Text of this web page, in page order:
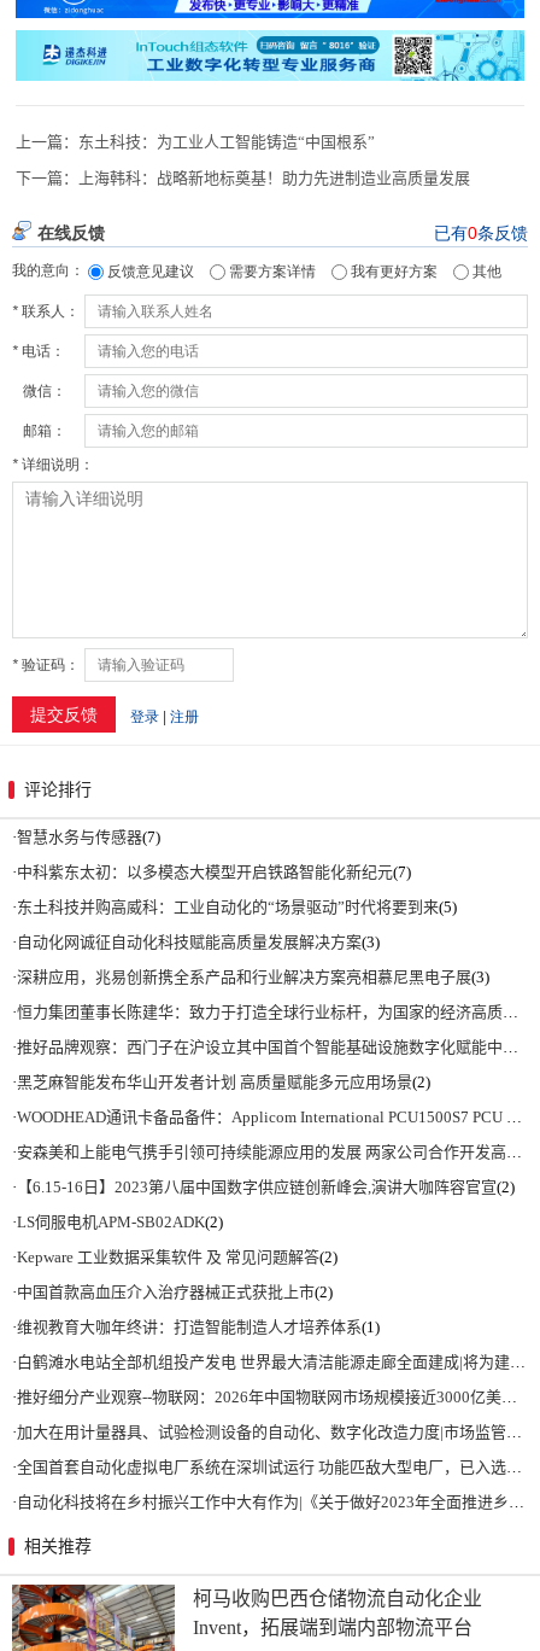
上一篇： 东土科技：为工业人工智能铸造“中国根系”
下一篇：
上海韩科：战略新地标奠基！助力先进制造业高质量发展
评论排行
·智慧水务与传感器(7)
·中科紫东太初：以多模态大模型开启铁路智能化新纪元(7)
·东土科技并购高威科：工业自动化的“场景驱动”时代将要到来(5)
· 自动化网诚征自动化科技赋能高质量发展解决方案(3)
·深耕应用，兆易创新携全系产品和行业解决方案亮相慕尼黑电子展(3)
·恒力集团董事长陈建华：致力于打造全球行业标杆，为国家的经济高质量发展贡献更大力量|上海电气集团党委书记、董事长吴磊来访
·推好品牌观察：西门子在沪设立其中国首个智能基础设施数字化赋能中心
·黑芝麻智能发布华山开发者计划 高质量赋能多元应用场景(2)
·WOODHEAD通讯卡备品备件：Applicom International PCU1500S7 PCU 1500 S7 V4.5.0
·安森美和上能电气携手引领可持续能源应用的发展 两家公司合作开发高性能储能和太阳能组串式逆变器方案 以实现可持续的未来
· 【6.15-16日】2023第八届中国数字供应链创新峰会,演讲大咖阵容官宣(2)
·LS伺服电机APM-SB02ADK(2)
·Kepware 工业数据采集软件 及 常见问题解答(2)
·中国首款高血压介入治疗器械正式获批上市(2)
·维视教育大咖年终讲：打造智能制造人才培养体系(1)
·白鹤滩水电站全部机组投产发电 世界最大清洁能源走廊全面建成|将为建设新型能源体系、保障国家能源安全、实现“双碳”目标提供有力支撑
·推好细分产业观察--物联网：2026年中国物联网市场规模接近3000亿美元 智慧工厂、智慧城市、智慧电网等将占60%以上
·加大在用计量器具、试验检测设备的自动化、数字化改造力度|市场监管总局 工业和信息化部 关于促进企业计量能力提升的指导意见
·全国首套自动化虚拟电厂系统在深圳试运行 功能匹敌大型电厂，已入选国际典型案例
· 自动化科技将在乡村振兴工作中大有作为|《关于做好2023年全面推进乡村振兴重点工作的意见》发布
相关推荐
柯马收购巴西仓储物流自动化企业
Invent，拓展端到端内部物流平台